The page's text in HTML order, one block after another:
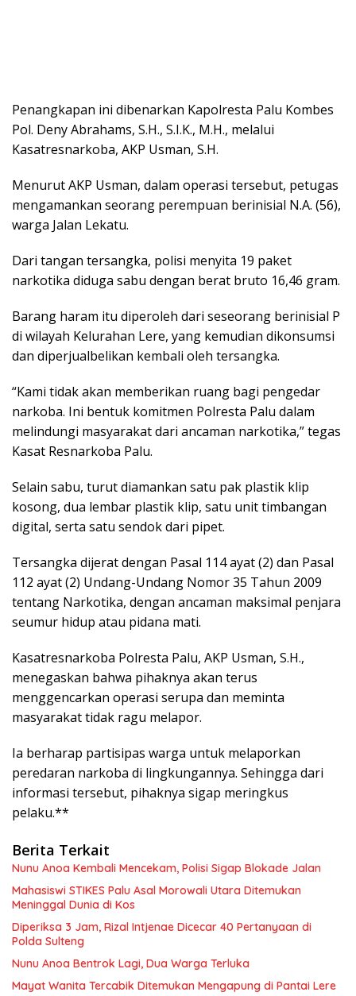
Penangkapan ini dibenarkan Kapolresta Palu Kombes
Pol. Deny Abrahams, S.H., S.I.K., M.H., melalui
Kasatresnarkoba, AKP Usman, S.H.
Menurut AKP Usman, dalam operasi tersebut, petugas
mengamankan seorang perempuan berinisial N.A. (56),
warga Jalan Lekatu.
Dari tangan tersangka, polisi menyita 19 paket
narkotika diduga sabu dengan berat bruto 16,46 gram.
Barang haram itu diperoleh dari seseorang berinisial P
di wilayah Kelurahan Lere, yang kemudian dikonsumsi
dan diperjualbelikan kembali oleh tersangka.
“Kami tidak akan memberikan ruang bagi pengedar
narkoba. Ini bentuk komitmen Polresta Palu dalam
melindungi masyarakat dari ancaman narkotika,” tegas
Kasat Resnarkoba Palu.
Selain sabu, turut diamankan satu pak plastik klip
kosong, dua lembar plastik klip, satu unit timbangan
digital, serta satu sendok dari pipet.
Tersangka dijerat dengan Pasal 114 ayat (2) dan Pasal
112 ayat (2) Undang-Undang Nomor 35 Tahun 2009
tentang Narkotika, dengan ancaman maksimal penjara
seumur hidup atau pidana mati.
Kasatresnarkoba Polresta Palu, AKP Usman, S.H.,
menegaskan bahwa pihaknya akan terus
menggencarkan operasi serupa dan meminta
masyarakat tidak ragu melapor.
Ia berharap partisipas warga untuk melaporkan
peredaran narkoba di lingkungannya. Sehingga dari
informasi tersebut, pihaknya sigap meringkus
pelaku.**
Berita Terkait
Nunu Anoa Kembali Mencekam, Polisi Sigap Blokade Jalan
Mahasiswi STIKES Palu Asal Morowali Utara Ditemukan
Meninggal Dunia di Kos
Diperiksa 3 Jam, Rizal Intjenae Dicecar 40 Pertanyaan di
Polda Sulteng
Nunu Anoa Bentrok Lagi, Dua Warga Terluka
Mayat Wanita Tercabik Ditemukan Mengapung di Pantai Lere